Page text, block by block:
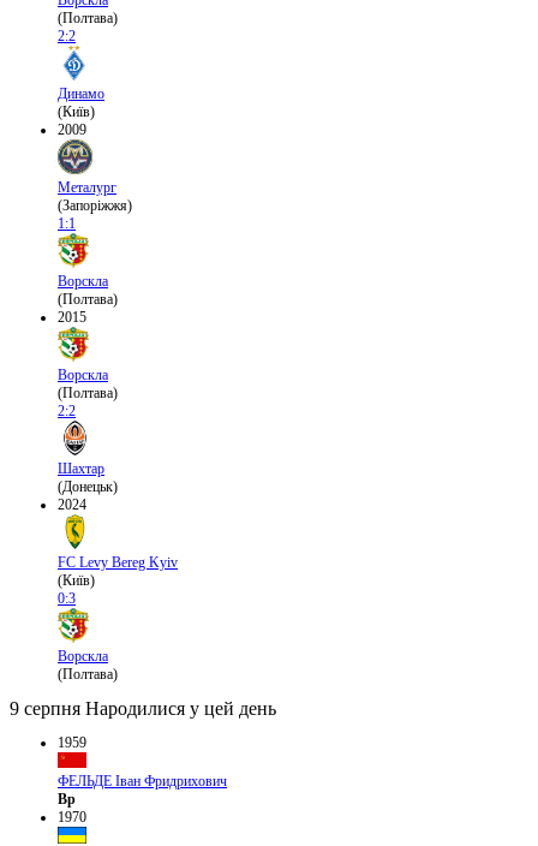
(Полтава)
2:2
Динамо
(Київ)
2009
Металург
(Запоріжжя)
1:1
Ворскла
(Полтава)
2015
Ворскла
(Полтава)
2:2
Шахтар
(Донецьк)
2024
FC Levy Bereg Kyiv
(Київ)
0:3
Ворскла
(Полтава)
9 серпня Народилися у цей день
1959
ФЕЛЬДЕ Іван Фридрихович
Вр
1970